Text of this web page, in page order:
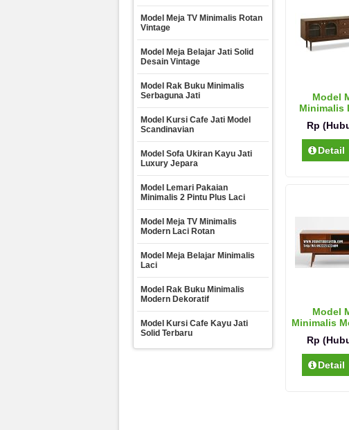
Model
Minimalis
Rp
Detail
Model
Minimalis
Rp
Detail
Model Meja TV Minimalis Rotan
Vintage
Model Meja Belajar Jati Solid
Desain Vintage
Model Rak Buku Minimalis
Serbaguna Jati
Model Kursi Cafe Jati Model
Scandinavian
Model Sofa Ukiran Kayu Jati
Luxury Jepara
Model Lemari Pakaian
Minimalis 2 Pintu Plus Laci
Model Meja TV Minimalis
Modern Laci Rotan
Model Meja Belajar Minimalis
Laci
Model Rak Buku Minimalis
Modern Dekoratif
Model Kursi Cafe Kayu Jati
Solid Terbaru